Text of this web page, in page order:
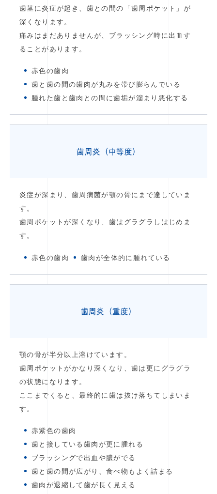
歯茎に炎症が起き、歯との間の「歯周ポケット」が
深くなります。
痛みはまだありませんが、ブラッシング時に出血す
ることがあります。
赤色の歯肉
歯と歯の間の歯肉が丸みを帯び膨らんでいる
腫れた歯と歯肉との間に歯垢が溜まり悪化する
歯周炎（中等度）
炎症が深まり、歯周病菌が顎の骨にまで達していま
す。
歯周ポケットが深くなり、歯はグラグラしはじめま
す。
赤色の歯肉 歯肉が全体的に腫れている
歯周炎（重度）
顎の骨が半分以上溶けています。
歯周ポケットがかなり深くなり、歯は更にグラグラ
の状態になります。
ここまでくると、最終的に歯は抜け落ちてしまいま
す。
赤紫色の歯肉
歯と接している歯肉が更に腫れる
ブラッシングで出血や膿がでる
歯と歯の間が広がり、食べ物もよく詰まる
歯肉が退縮して歯が長く見える